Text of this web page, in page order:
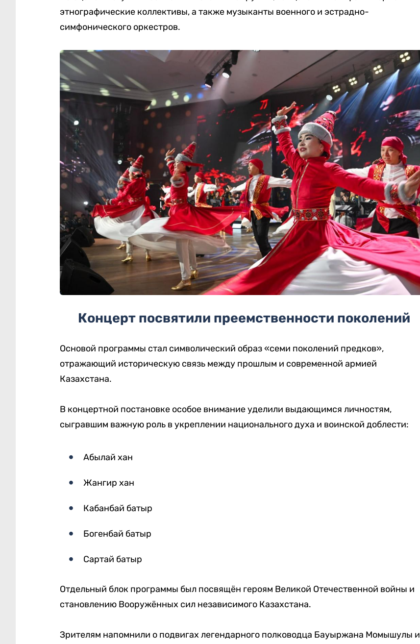
этнографические коллективы, а также музыканты военного и эстрадно-
симфонического оркестров.
Концерт посвятили преемственности поколений
Основой программы стал символический образ «семи поколений предков»,
отражающий историческую связь между прошлым и современной армией
Казахстана.
В концертной постановке особое внимание уделили выдающимся личностям,
сыгравшим важную роль в укреплении национального духа и воинской доблести:
Абылай хан
Жангир хан
Кабанбай батыр
Богенбай батыр
Сартай батыр
Отдельный блок программы был посвящён героям Великой Отечественной войны и
становлению Вооружённых сил независимого Казахстана.
Зрителям напомнили о подвигах легендарного полководца Бауыржана Момышулы и